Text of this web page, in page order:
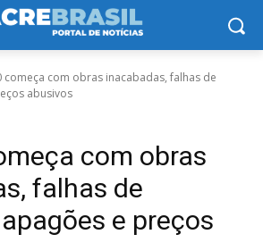
começa com obras inacabadas, falhas de
abusivos
com obras
falhas de
e preços